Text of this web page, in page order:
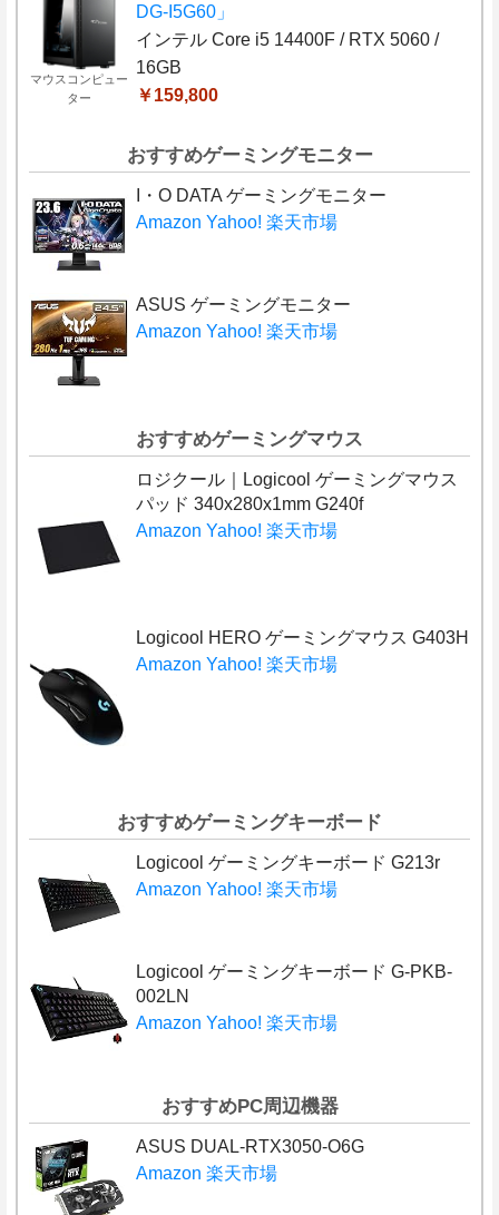
マウスコンピュー
ター
DG-I5G60」
インテル Core i5 14400F / RTX 5060 /
16GB
￥159,800
おすすめゲーミングモニター
I・O DATA ゲーミングモニター
Amazon Yahoo! 楽天市場
ASUS ゲーミングモニター
Amazon Yahoo! 楽天市場
おすすめゲーミングマウス
ロジクール｜Logicool ゲーミングマウス
パッド 340x280x1mm G240f
Amazon Yahoo! 楽天市場
Logicool HERO ゲーミングマウス G403H
Amazon Yahoo! 楽天市場
おすすめゲーミングキーボード
Logicool ゲーミングキーボード G213r
Amazon Yahoo! 楽天市場
Logicool ゲーミングキーボード G-PKB-
002LN
Amazon Yahoo! 楽天市場
おすすめPC周辺機器
ASUS DUAL-RTX3050-O6G
Amazon 楽天市場